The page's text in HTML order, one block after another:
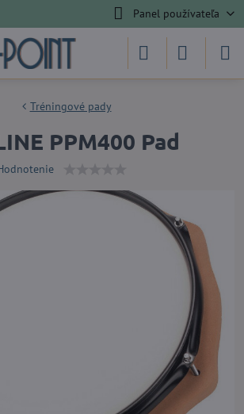
Panel používateľa
Tréningové pady
PPM400 Pad